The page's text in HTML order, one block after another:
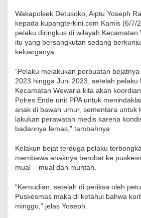
Wakapolsek Detusoko, Aiptu Yoseph
kepada kupangterkini.com Kamis (6/7/
pelaku diringkus di wilayah
itu yang bersangkutan sedang
keluarganya.
“Pelaku melakukan perbuatan
2023 hingga Juni 2023, setelah pelaku
Kecamatan Wewaria kita akan
Polres Ende unit PPA untuk
anak di bawah umur, sementara untuk
lakukan perawatan medis karena
badannya lemas,” tambahnya
Kelakun bejat terduga pelaku
membawa anaknya berobat ke
mual – mual dan muntah.
“Kemudian, setelah di periksa oleh
Puskesmas maka di ketahui bahwa
minggu,” jelas Yoseph.